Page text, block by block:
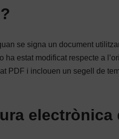
se signa un document
ha estat modificat respecte a
PDF i inclouen un segell de
electrònica